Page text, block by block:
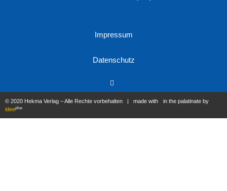
Impressum
Datenschutz
© 2020 Hekma Verlag – Alle Rechte vorbehalten | made with
in the palatinate by
ideeplus